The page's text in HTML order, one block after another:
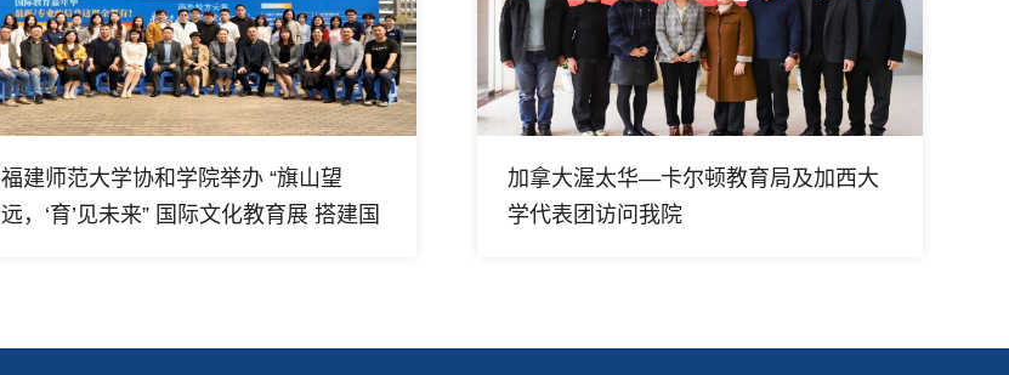
福建师范大学协和学院举办 “旗山望
远，‘育’见未来” 国际文化教育展 搭建国
加拿大渥太华—卡尔顿教育局及加西大
学代表团访问我院